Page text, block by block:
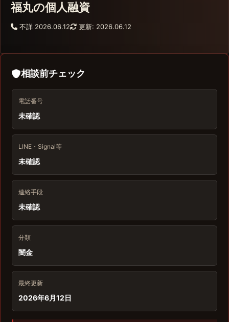
福丸の個人融資
不詳 2026.06.12 更新: 2026.06.12
相談前チェック
電話番号
未確認
LINE・Signal等
未確認
連絡手段
未確認
分類
闇金
最終更新
2026年6月12日